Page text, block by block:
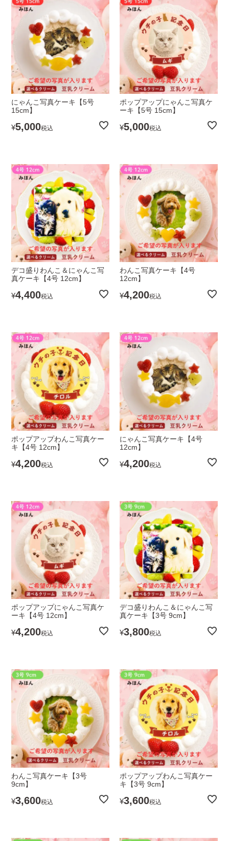
にゃんこ写真ケーキ【5号
15cm】
¥5,000税込
ポップアップにゃんこ写真ケ
ーキ【5号 15cm】
¥5,000税込
デコ盛りわんこ＆にゃんこ写
真ケーキ【4号 12cm】
¥4,400税込
わんこ写真ケーキ【4号
12cm】
¥4,200税込
ポップアップわんこ写真ケー
キ【4号 12cm】
¥4,200税込
にゃんこ写真ケーキ【4号
12cm】
¥4,200税込
ポップアップにゃんこ写真ケ
ーキ【4号 12cm】
¥4,200税込
デコ盛りわんこ＆にゃんこ写
真ケーキ【3号 9cm】
¥3,800税込
わんこ写真ケーキ【3号
9cm】
¥3,600税込
ポップアップわんこ写真ケー
キ【3号 9cm】
¥3,600税込